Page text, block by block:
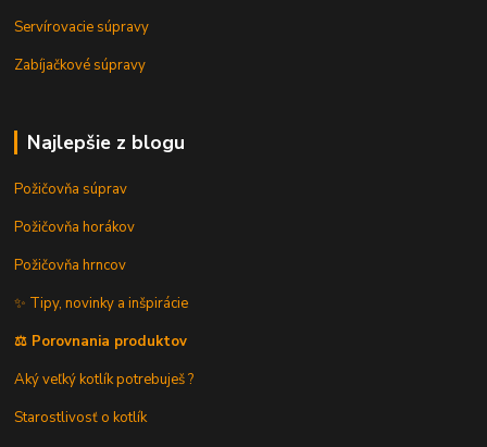
Servírovacie súpravy
Zabíjačkové súpravy
Najlepšie z blogu
Požičovňa súprav
Požičovňa horákov
Požičovňa hrncov
✨ Tipy, novinky a inšpirácie
⚖️ Porovnania produktov
Aký veľký kotlík potrebuješ ?
Starostlivosť o kotlík